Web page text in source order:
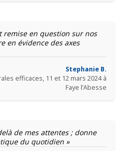
remise en question sur nos
en évidence des axes
Stephanie B.
efficaces, 11 et 12 mars 2024 à
Faye l’Abesse
de mes attentes ; donne
du quotidien »